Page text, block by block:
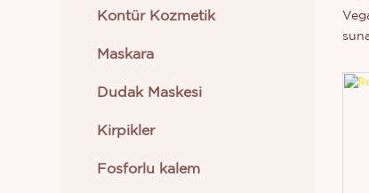
Kontür Kozmetik
Maskara
Dudak Maskesi
Kirpikler
Fosforlu kalem